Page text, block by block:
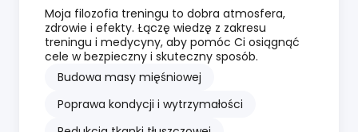
Moja filozofia treningu to dobra atmosfera,
zdrowie i efekty. Łączę wiedzę z zakresu
treningu i medycyny, aby pomóc Ci osiągnąć
cele w bezpieczny i skuteczny sposób.
Budowa masy mięśniowej
Poprawa kondycji i wytrzymałości